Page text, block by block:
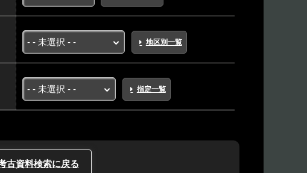
地区別一覧
指定一覧
古資料検索に戻る